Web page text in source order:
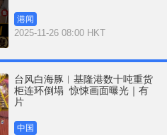
港闻
2025-11-26 08:00 HKT
台风白海豚︱基隆港数十吨重货
柜连环倒塌 惊悚画面曝光｜有
片
中国